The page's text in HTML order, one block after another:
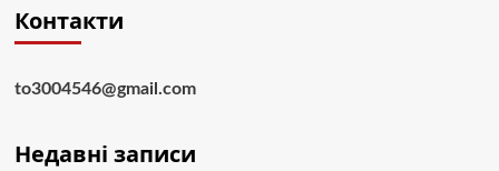
Контакти
to3004546@gmail.com
Недавні записи